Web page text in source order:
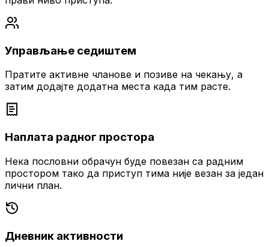
Управљање седиштем
Пратите активне чланове и позиве на чекању, а
затим додајте додатна места када тим расте.
Наплата радног простора
Нека пословни обрачун буде повезан са радним
простором тако да приступ тима није везан за један
лични план.
Дневник активности